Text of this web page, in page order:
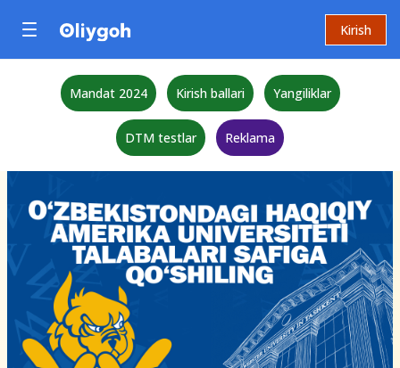
Kirish
Mandat 2024 Kirish ballari Yangiliklar
DTM testlar Reklama